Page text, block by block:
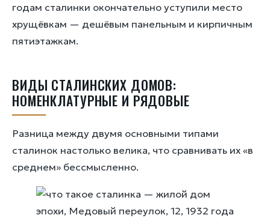
годам сталинки окончательно уступили место
хрущёвкам — дешёвым панельным и кирпичным
пятиэтажкам.
ВИДЫ СТАЛИНСКИХ ДОМОВ:
НОМЕНКЛАТУРНЫЕ И РЯДОВЫЕ
Разница между двумя основными типами
сталинок настолько велика, что сравнивать их «в
среднем» бессмысленно.